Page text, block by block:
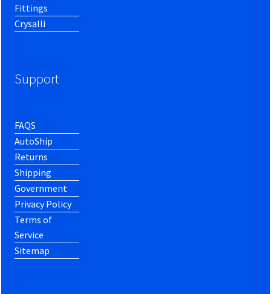
Fittings
Crysalli
Support
FAQS
AutoShip
Returns
Shipping
Government
Privacy Policy
Terms of
Service
Sitemap